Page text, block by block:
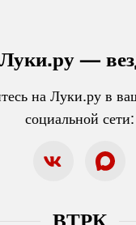
Луки.ру —
на Луки.ру в
социальной сети:
ВТРК